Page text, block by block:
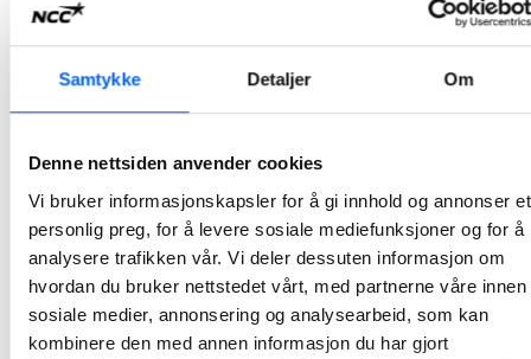
Samtykke Detaljer Om
Denne nettsiden anvender cookies
Vi bruker informasjonskapsler for å gi innhold og annonser et
personlig preg, for å levere sosiale mediefunksjoner og for å
analysere trafikken vår. Vi deler dessuten informasjon om
hvordan du bruker nettstedet vårt, med partnerne våre innen
sosiale medier, annonsering og analysearbeid, som kan
kombinere den med annen informasjon du har gjort
NCC har inngått kontrakt med Bane NOR om tilbakeføring og opprusting av terrenget i Middelalderparken i Oslo. Nye jernbanespor, blant annet til Follobanen, er lagt under parken. Kontrakten har en verdi på ca 140 MNOK.
2022-08-31 08:00
NCC asfalterer for Oslo kommune
2022-08-09 13:00
NCC asfalterer E6 Kvithammar - Åsen
NCC Industry startet i mai opp asfaltarbeider på Nye Veier-prosjektet E6 Kvithammar – Åsen. Totalt skal det legges 200 000 tonn asfalt på den 19 kilometer lange veistrekningen.
2022-06-21 07:30